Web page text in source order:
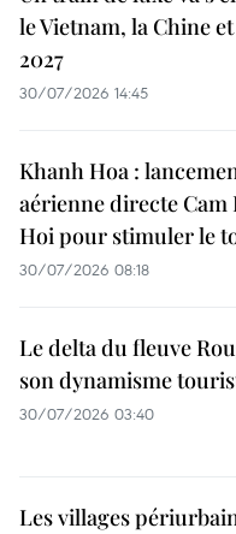
le Vietnam, la Chine
2027
30/07/2026 14:45
Khanh Hoa :
aérienne directe Cam
Hoi pour stimuler le
30/07/2026 08:18
Le delta du fleuve
son dynamisme
30/07/2026 03:40
Les villages